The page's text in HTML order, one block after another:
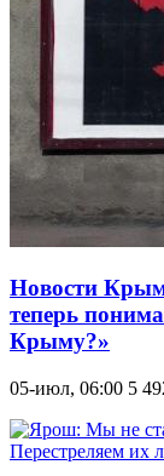
Новости
теперь
Крыму?»
05-июл, 06:00 5